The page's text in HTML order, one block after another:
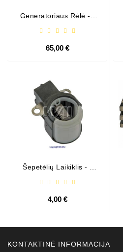
Generatoriaus Rėlė - /
65,00 €
Šepetėlių Laikiklis - /
4,00 €
KONTAKTINĖ INFORMACIJA